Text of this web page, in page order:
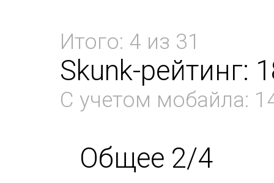
Итого: 4 из 31
Skunk-рейтинг:
С учетом мобайла:
Общее 2/4